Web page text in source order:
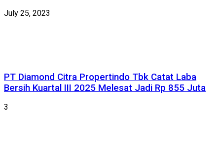
July 25, 2023
PT Diamond Citra Propertindo Tbk Catat Laba
Bersih Kuartal III 2025 Melesat Jadi Rp 855 Juta
3